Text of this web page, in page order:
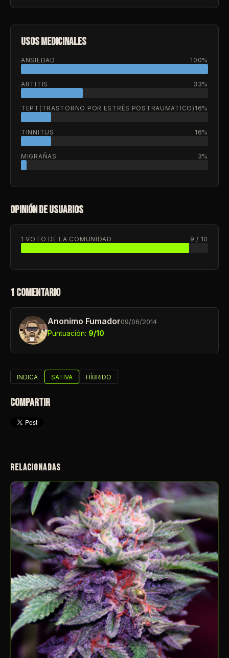
USOS MEDICINALES
ANSIEDAD 100%
ARTITIS 33%
TEPT(TRASTORNO POR ESTRÉS POSTRAUMÁTICO) 16%
TINNITUS 16%
MIGRAÑAS 3%
OPINIÓN DE USUARIOS
1 VOTO DE LA COMUNIDAD 9 / 10
1 COMENTARIO
Anonimo Fumador09/06/2014
Puntuación: 9/10
INDICA SATIVA HÍBRIDO
COMPARTIR
RELACIONADAS